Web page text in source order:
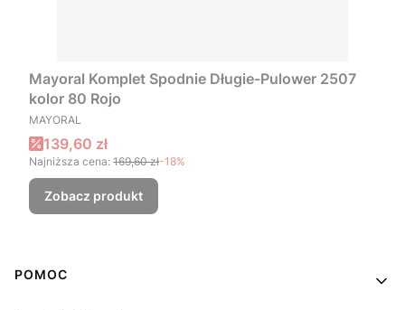
Mayoral Komplet Spodnie Długie-Pulower 2507
kolor 80 Rojo
PRODUCENT
MAYORAL
Cena promocyjna
139,60 zł
Najniższa cena: 169,60 zł-18%
Zobacz produkt
Linki w stopce
POMOC